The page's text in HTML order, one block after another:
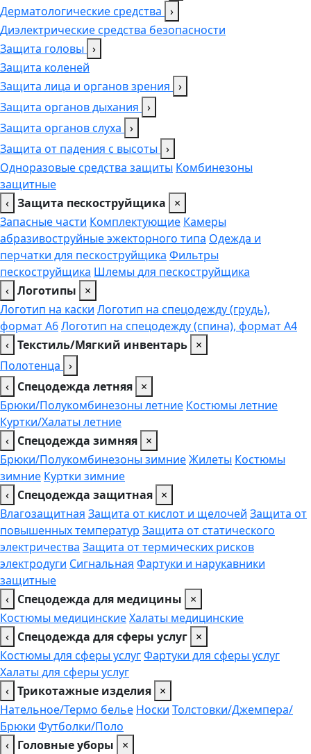
Дерматологические средства ›
Диэлектрические средства безопасности
Защита головы ›
Защита коленей
Защита лица и органов зрения ›
Защита органов дыхания ›
Защита органов слуха ›
Защита от падения с высоты ›
Одноразовые средства защиты Комбинезоны
защитные
‹ Защита пескоструйщика
×
Запасные части Комплектующие Камеры
абразивоструйные эжекторного типа Одежда и
перчатки для пескоструйщика Фильтры
пескоструйщика Шлемы для пескоструйщика
‹ Логотипы
×
Логотип на каски Логотип на спецодежду (грудь),
формат А6Логотип на спецодежду (спина), формат А4
‹ Текстиль/Мягкий инвентарь ×
Полотенца ›
‹ Спецодежда летняя ×
Брюки/Полукомбинезоны летние Костюмы летние
Куртки/Халаты летние
‹ Спецодежда зимняя ×
Брюки/Полукомбинезоны зимниеЖилеты Костюмы
зимние Куртки зимние
‹ Спецодежда защитная ×
Влагозащитная Защита от кислот и щелочей Защита от
повышенных температур Защита от статического
электричества Защита от термических рисков
электродуги Сигнальная Фартуки и нарукавники
защитные
‹ Спецодежда для медицины
×
Костюмы медицинскиеХалаты медицинские
‹ Спецодежда для сферы услуг ×
Костюмы для сферы услугФартуки для сферы услуг
Халаты для сферы услуг
‹ Трикотажные изделия ×
Нательное/Термо белье Носки Толстовки/Джемпера/
Брюки Футболки/Поло
‹ Головные уборы
×